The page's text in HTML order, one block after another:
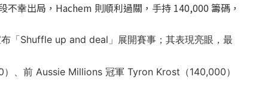
幸出局，Hachem 則順利過關，手持 140,000 籌碼，
「Shuffle up and deal」展開賽事；其表現亮眼，最
、前 Aussie Millions 冠軍 Tyron Krost（140,000）